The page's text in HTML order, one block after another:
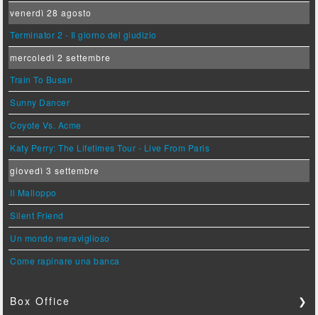
venerdì 28 agosto
Terminator 2 - Il giorno del giudizio
mercoledì 2 settembre
Train To Busan
Sunny Dancer
Coyote Vs. Acme
Katy Perry: The Lifetimes Tour - Live From Paris
giovedì 3 settembre
Il Malloppo
Silent Friend
Un mondo meraviglioso
Come rapinare una banca
Box Office ❯